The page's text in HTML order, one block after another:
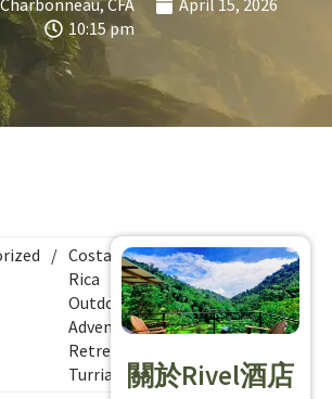
CFA
April 15, 2026
10:15 pm
/ Costa
Rica
Outdoor
Adventure
Retreat
Turrialba關於Rivel酒店